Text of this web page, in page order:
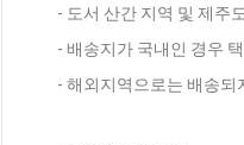
- 도서 산간 지역 및 제주
- 배송지가 국내인 경우
- 해외지역으로는 배송되